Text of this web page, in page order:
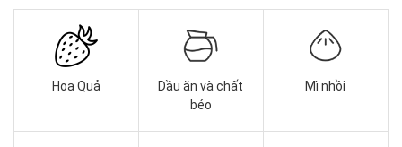
Hoa Quả
Dầu ăn và chất
béo
Mì nhồi